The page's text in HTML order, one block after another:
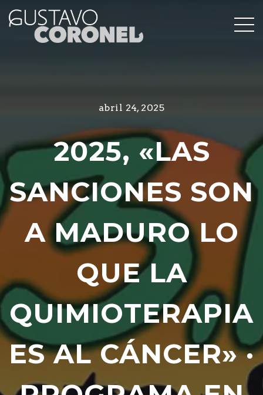
abril 24, 2025
2025, «LAS
SANCIONES SON
A MADURO LO
QUE LA
QUIMIOTERAPIA
ES AL CÁNCER» ·